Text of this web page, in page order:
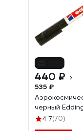
440 ₽
535 ₽
черный
4.7(70)